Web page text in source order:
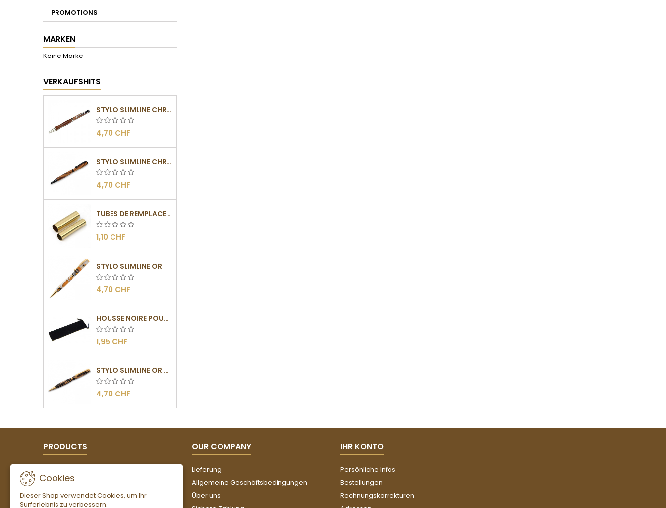
PROMOTIONS
MARKEN
Keine Marke
VERKAUFSHITS
STYLO SLIMLINE CHROMÉ
4,70 CHF
STYLO SLIMLINE CHROMÉ NOIR
4,70 CHF
TUBES DE REMPLACEMENT POUR MÉCANISMES SLIMLINE
1,10 CHF
STYLO SLIMLINE OR
4,70 CHF
HOUSSE NOIRE POUR STYLOS
1,95 CHF
STYLO SLIMLINE OR - BARRETTE PLATE
4,70 CHF
PRODUCTS
Neue Artikel
Verkaufshits
OUR COMPANY
Lieferung
Allgemeine Geschäftsbedingungen
Über uns
IHR KONTO
Persönliche Infos
Bestellungen
Rechnungskorrekturen
Cookies
Dieser Shop verwendet Cookies, um Ihr
Surferlebnis zu verbessern.